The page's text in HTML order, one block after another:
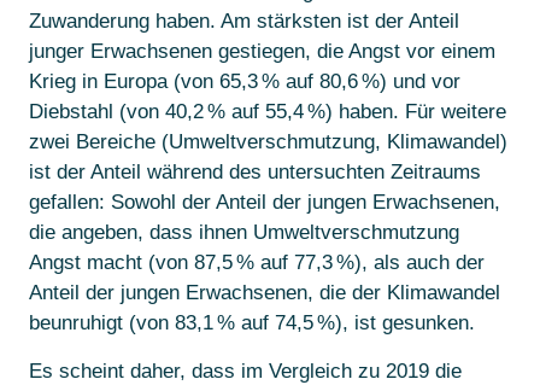
Zuwanderung haben. Am stärksten ist der Anteil
junger Erwachsenen gestiegen, die Angst vor einem
Krieg in Europa (von 65,3 % auf 80,6 %) und vor
Diebstahl (von 40,2 % auf 55,4 %) haben. Für weitere
zwei Bereiche (Umweltverschmutzung, Klimawandel)
ist der Anteil während des untersuchten Zeitraums
gefallen: Sowohl der Anteil der jungen Erwachsenen,
die angeben, dass ihnen Umweltverschmutzung
Angst macht (von 87,5 % auf 77,3 %), als auch der
Anteil der jungen Erwachsenen, die der Klimawandel
beunruhigt (von 83,1 % auf 74,5 %), ist gesunken.
Es scheint daher, dass im Vergleich zu 2019 die